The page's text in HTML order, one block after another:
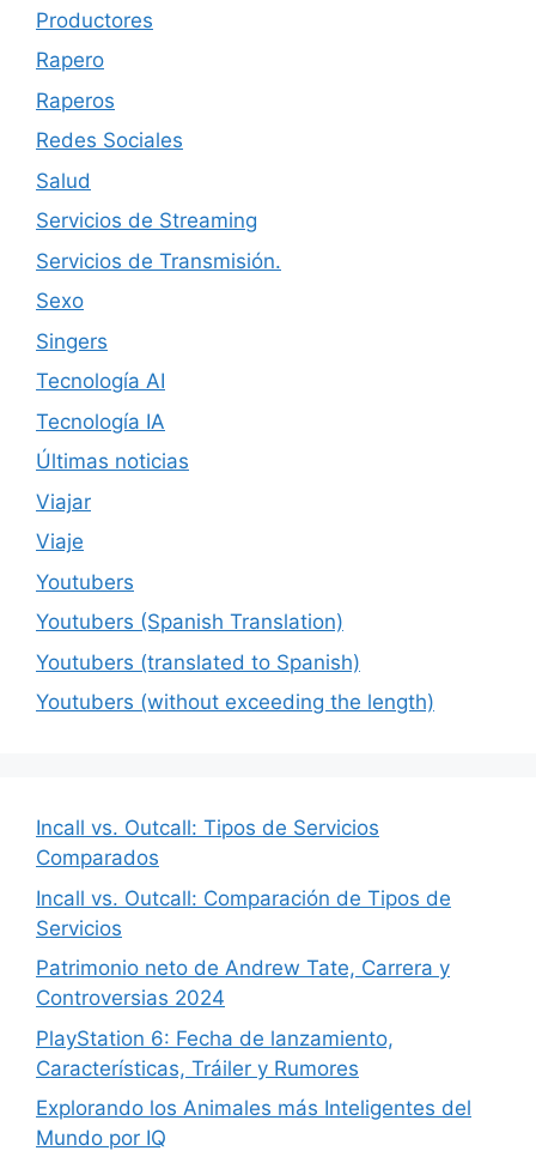
Productores
Rapero
Raperos
Redes Sociales
Salud
Servicios de Streaming
Servicios de Transmisión.
Sexo
Singers
Tecnología AI
Tecnología IA
Últimas noticias
Viajar
Viaje
Youtubers
Youtubers (Spanish Translation)
Youtubers (translated to Spanish)
Youtubers (without exceeding the length)
Incall vs. Outcall: Tipos de Servicios
Comparados
Incall vs. Outcall: Comparación de Tipos de
Servicios
Patrimonio neto de Andrew Tate, Carrera y
Controversias 2024
PlayStation 6: Fecha de lanzamiento,
Características, Tráiler y Rumores
Explorando los Animales más Inteligentes del
Mundo por IQ